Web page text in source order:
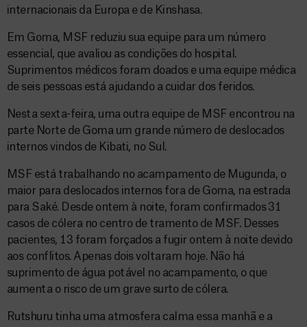
internacionais da Europa e de Kinshasa.
Em Goma, MSF reduziu sua equipe para um número
essencial, que avaliou as condições do hospital.
Suprimentos médicos foram doados e uma equipe médica
de seis pessoas está ajudando a cuidar dos feridos.
Nesta sexta-feira, uma outra equipe de MSF encontrou na
parte Norte de Goma um grande número de deslocados
internos vindos de Kibati, no Sul.
MSF está trabalhando no acampamento de Mugunda, o
maior para deslocados internos fora de Goma, na estrada
para Saké. Desde ontem à noite, foram confirmados 31
casos de cólera no centro de tramento de MSF. Desses
pacientes, 13 foram forçados a fugir ontem à noite devido
aos conflitos. Apenas dois voltaram hoje. Não há
suprimento de água potável no acampamento, o que
aumenta o risco de um grave surto de cólera.
Rutshuru tinha uma atmosfera calma essa manhã e a